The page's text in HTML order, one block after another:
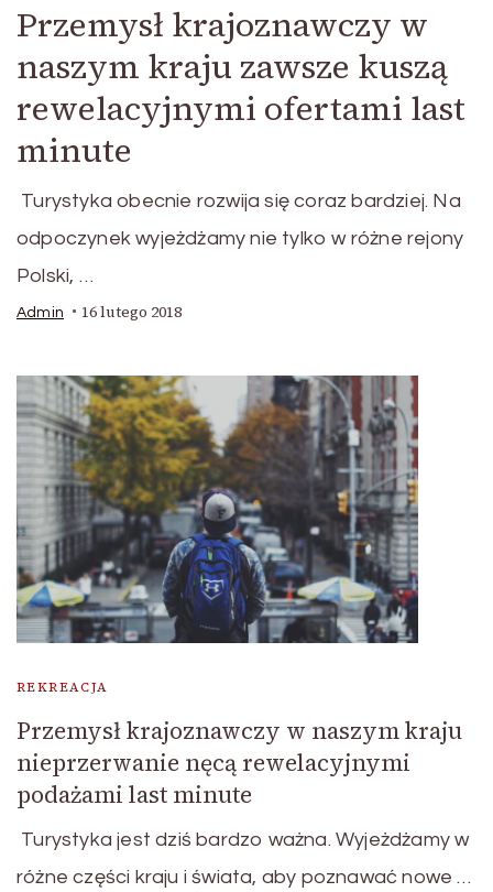
Przemysł krajoznawczy w
naszym kraju zawsze kuszą
rewelacyjnymi ofertami last
minute
Turystyka obecnie rozwija się coraz bardziej. Na
odpoczynek wyjeżdżamy nie tylko w różne rejony
Polski, …
Admin 16 lutego 2018
REKREACJA
Przemysł krajoznawczy w naszym kraju
nieprzerwanie nęcą rewelacyjnymi
podażami last minute
Turystyka jest dziś bardzo ważna. Wyjeżdżamy w
różne części kraju i świata, aby poznawać nowe …